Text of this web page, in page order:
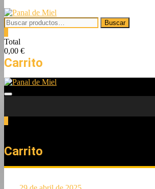
Buscar
por:
Buscar
Total
0,00 €
Carrito
Carrito